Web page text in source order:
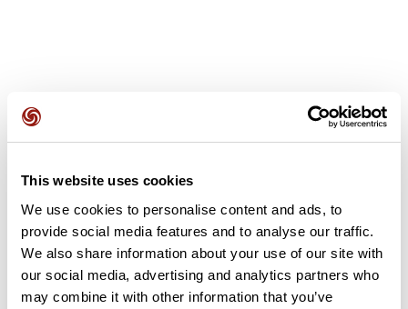
This website uses cookies
We use cookies to personalise content and ads, to
provide social media features and to analyse our traffic.
We also share information about your use of our site with
our social media, advertising and analytics partners who
may combine it with other information that you’ve
Avis des utilisateurs
Soyez le premier à ajouter un avis !